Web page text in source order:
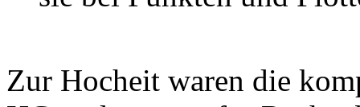
Zur Hocheit waren die